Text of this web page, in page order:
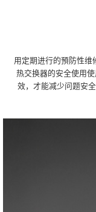
用定期进行的預防性维
热交换器的安全使用
效，才能减少问题安